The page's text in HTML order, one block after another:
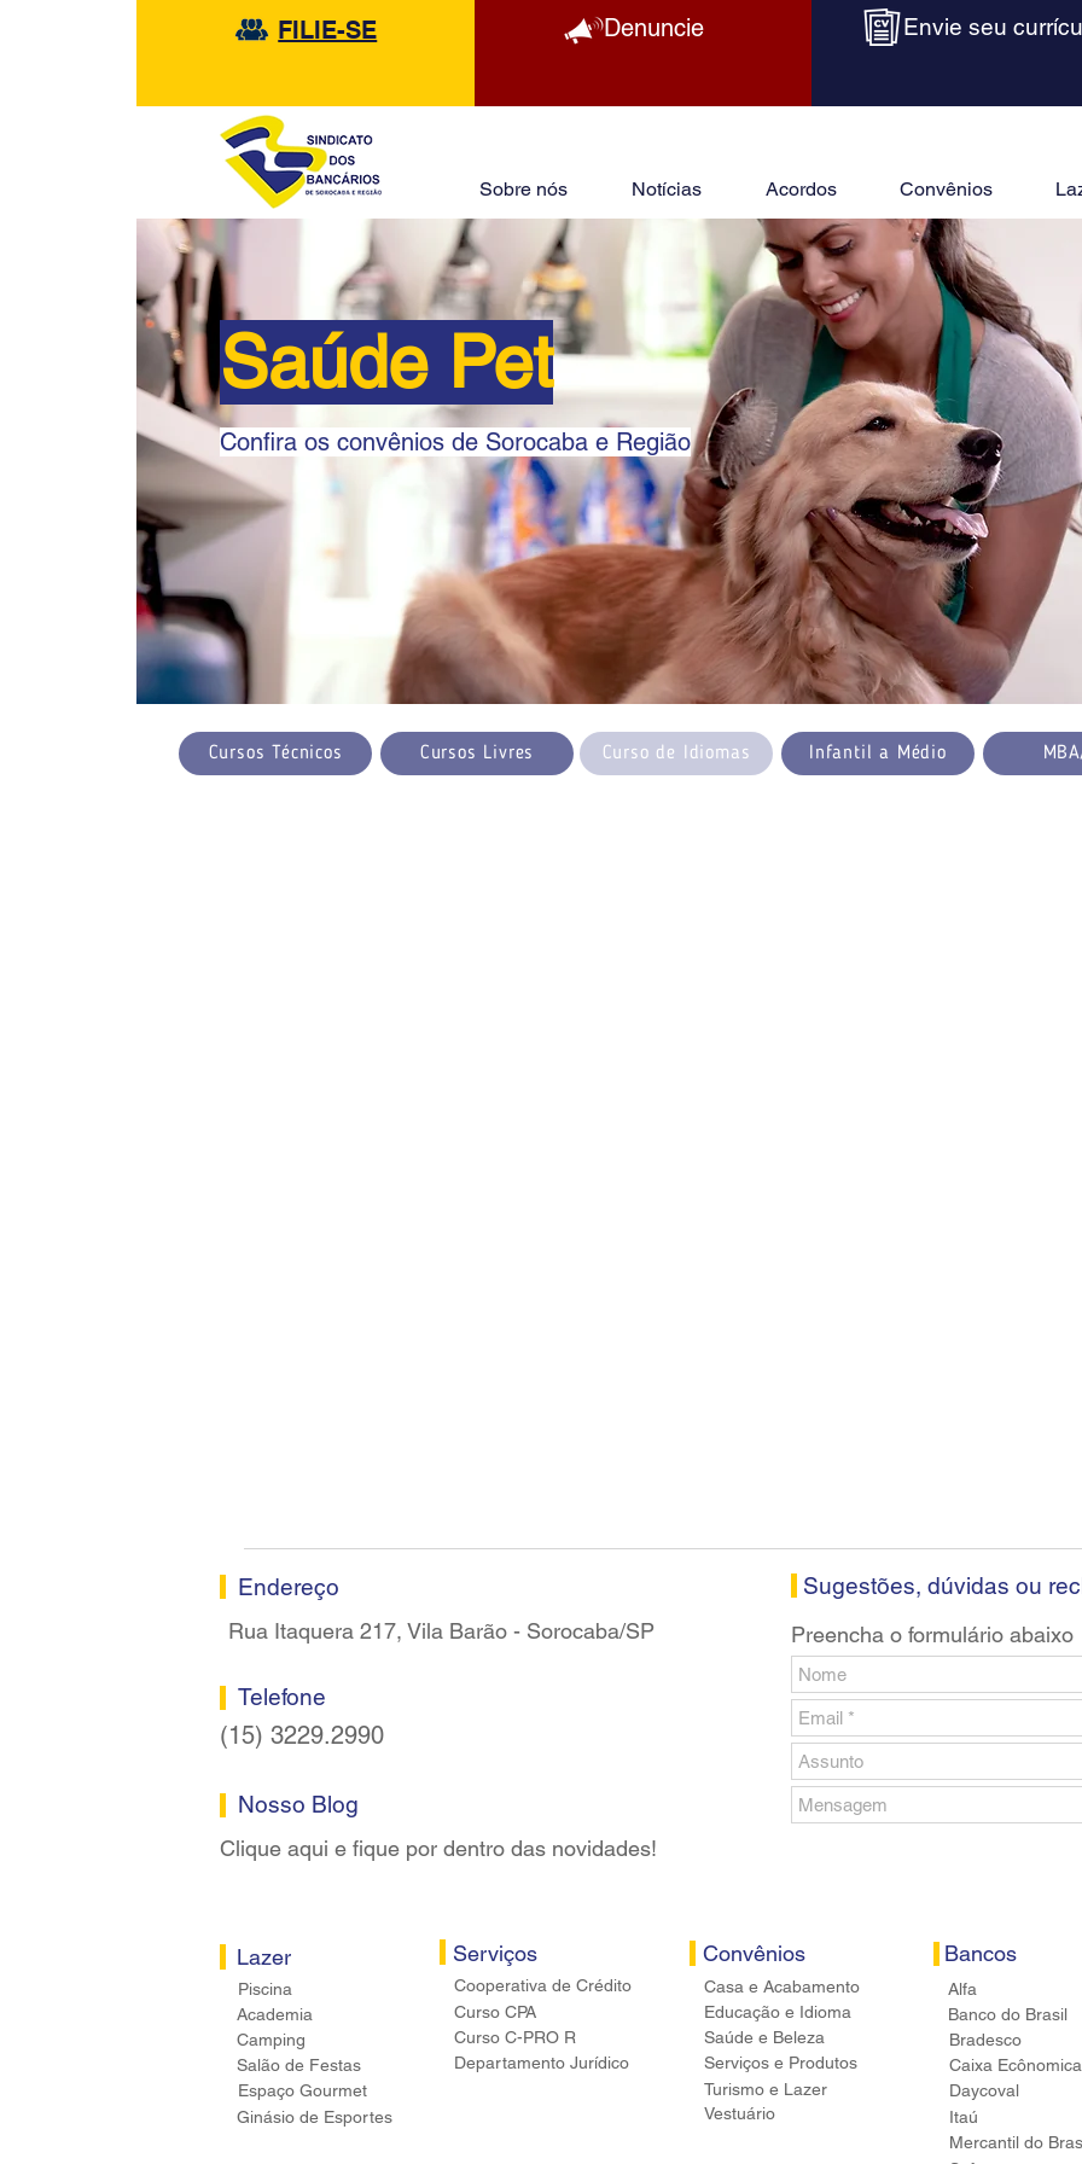
FILIE-SE Denuncie Envie seu
Sobre nós Notícias Acordos Convênios
Saúde Pet
Confira os convênios de Sorocaba e Região
Cursos Técnicos Cursos Livres Curso de Idiomas Infantil a Médio
Endereço
Rua Itaquera 217, Vila Barão - Sorocaba/SP
Telefone
(15) 3229.2990
Nosso Blog
Clique aqui e fique por dentro das novidades!
Lazer
Piscina
Academia
Camping
Salão de Festas
Espaço Gourmet
Ginásio de Esportes
Serviços
Cooperativa de Crédito
Curso CPA
Curso C-PRO R
Departamento Jurídico
Sugestões, dúvidas ou
Preencha o formulário abaixo
Convênios
Casa e Acabamento
Educação e Idioma
Saúde e Beleza
Serviços e Produtos
Turismo e Lazer
Vestuário
Bancos
Alfa
Banco do Brasil
Bradesco
Caixa
Daycoval
Itaú
Mercantil do